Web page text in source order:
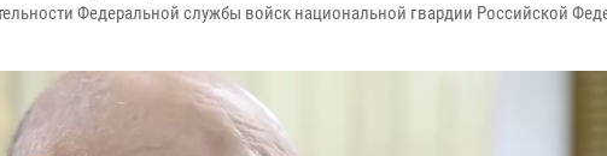
Федеральной службы войск национальной гвардии Российской